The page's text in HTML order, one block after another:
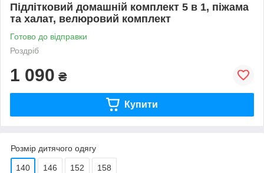
Підлітковий домашній комплект 5 в 1, піжама
та халат, велюровий комплект
Готово до відправки
Роздріб
1 090 ₴
Купити
Розмір дитячого одягу
140 146 152 158